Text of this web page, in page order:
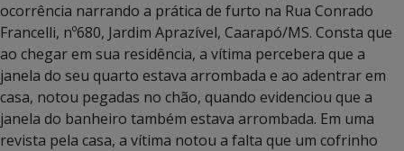
ocorrência narrando a prática de furto na Rua Conrado
Francelli, nº680, Jardim Aprazível, Caarapó/MS. Consta que
ao chegar em sua residência, a vítima percebera que a
janela do seu quarto estava arrombada e ao adentrar em
casa, notou pegadas no chão, quando evidenciou que a
janela do banheiro também estava arrombada. Em uma
revista pela casa, a vítima notou a falta que um cofrinho